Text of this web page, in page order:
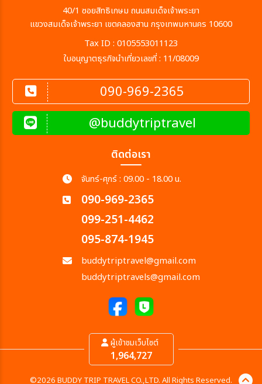
40/1 ซอยสิทธิเกษม ถนนสมเด็จเจ้าพระยา
แขวงสมเด็จเจ้าพระยา เขตคลองสาน กรุงเทพมหานคร 10600
Tax ID : 0105553011123
ใบอนุญาตธุรกิจนำเที่ยวเลขที่ : 11/08009
090-969-2365
@buddytriptravel
ติดต่อเรา
จันทร์-ศุกร์ : 09.00 - 18.00 น.
090-969-2365
099-251-4462
095-874-1945
buddytriptravel@gmail.com
buddytriptravels@gmail.com
ผู้เข้าชมเว็บไซต์
1,964,727
©2026 BUDDY TRIP TRAVEL CO.,LTD. All Rights Reserved.